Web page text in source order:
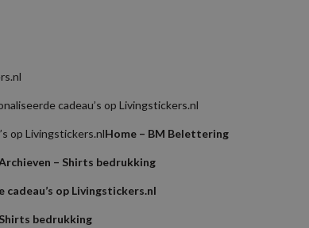
cadeau’s op Livingstickers.nl
op Livingstickers.nlHome – BM Belettering
– Shirts bedrukking
cadeau’s op Livingstickers.nl
bedrukking